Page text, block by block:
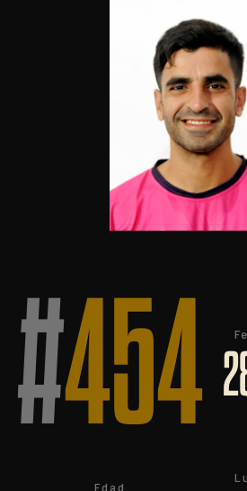
#454
Edad